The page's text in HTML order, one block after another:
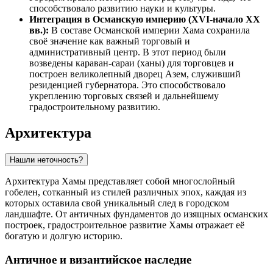
способствовало развитию науки и культуры.
Интеграция в Османскую империю (XVI-начало XX
вв.): В составе Османской империи Хама сохранила
своё значение как важный торговый и
административный центр. В этот период были
возведены караван-сараи (ханы) для торговцев и
построен великолепный дворец Азем, служивший
резиденцией губернатора. Это способствовало
укреплению торговых связей и дальнейшему
градостроительному развитию.
Архитектура
Нашли неточность?
Архитектура Хамы представляет собой многослойный
гобелен, сотканный из стилей различных эпох, каждая из
которых оставила свой уникальный след в городском
ландшафте. От античных фундаментов до изящных османских
построек, градостроительное развитие Хамы отражает её
богатую и долгую историю.
Античное и византийское наследие